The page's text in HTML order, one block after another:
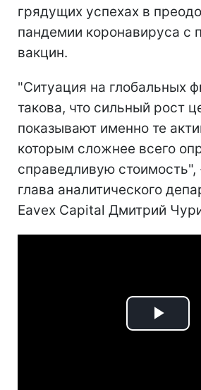
грядущих успехах в
пандемии коронавируса с
вакцин.
"Ситуация на глобальных
такова, что сильный рост
показывают именно те
которым сложнее всего
справедливую стоимость",
глава аналитического
Eavex Capital Дмитрий
Play